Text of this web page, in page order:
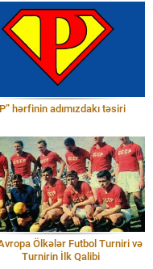
hərfinin adımızdakı təsiri
Ölkələr Futbol Turniri və
Turnirin İlk Qalibi